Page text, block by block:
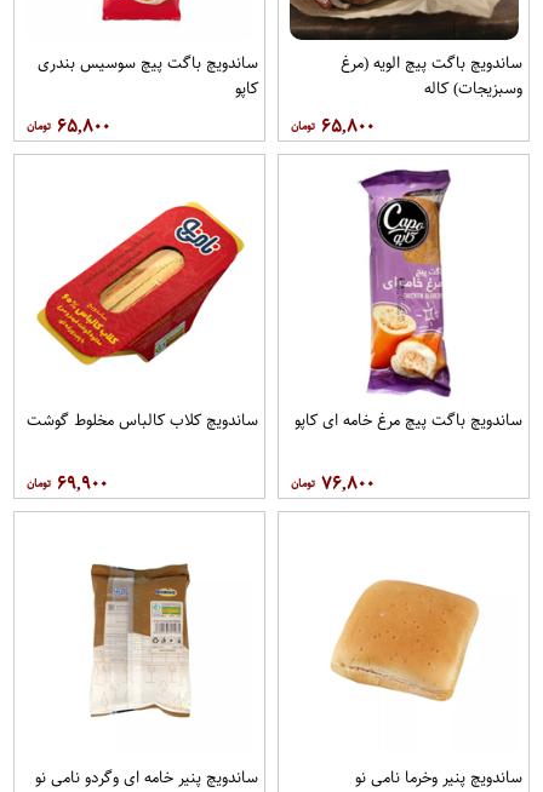
ساندویچ باگت پیچ الویه (مرغ
وسبزیجات) کاله
۶۵,۸۰۰
ساندویچ باگت پیچ سوسیس بندری
کاپو
۶۵,۸۰۰
ساندویچ باگت پیچ مرغ خامه ای کاپو
۷۶,۸۰۰
ساندویچ کلاب کالباس مخلوط گوشت
۶۹,۹۰۰
ساندویچ پنیر وخرما نامی نو ساندویچ پنیر خامه ای وگردو نامی نو